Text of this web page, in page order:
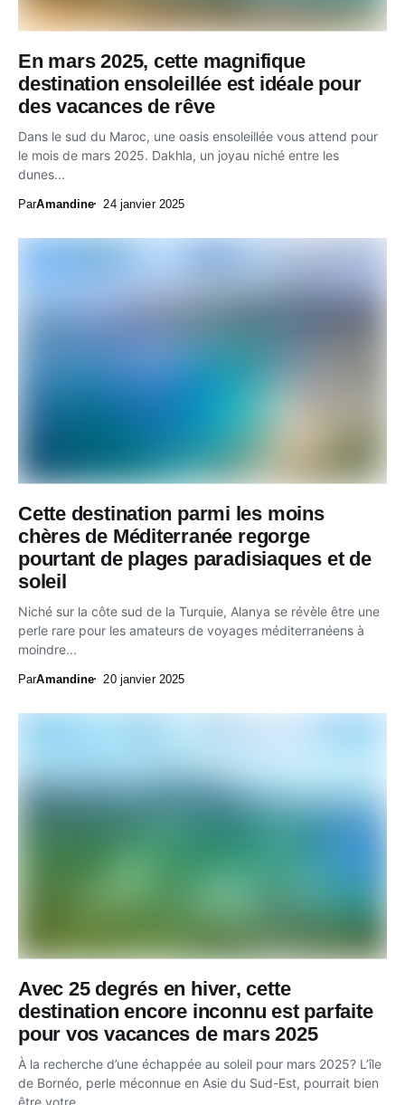
En mars 2025, cette magnifique
destination ensoleillée est idéale pour
des vacances de rêve
Dans le sud du Maroc, une oasis ensoleillée vous attend pour
le mois de mars 2025. Dakhla, un joyau niché entre les
dunes...
ParAmandine 24 janvier 2025
Cette destination parmi les moins
chères de Méditerranée regorge
pourtant de plages paradisiaques et de
soleil
Niché sur la côte sud de la Turquie, Alanya se révèle être une
perle rare pour les amateurs de voyages méditerranéens à
moindre...
ParAmandine 20 janvier 2025
Avec 25 degrés en hiver, cette
destination encore inconnu est parfaite
pour vos vacances de mars 2025
À la recherche d’une échappée au soleil pour mars 2025? L’île
de Bornéo, perle méconnue en Asie du Sud-Est, pourrait bien
être votre...